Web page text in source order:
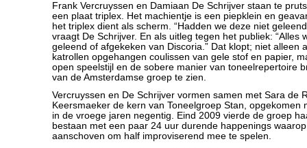
Frank Vercruyssen en Damiaan De Schrijver staan te
een plaat triplex. Het machientje is een piepklein en
het triplex dient als scherm. “Hadden we deze niet
vraagt De Schrijver. En als uitleg tegen het publiek: “Alles
geleend of afgekeken van Discoria.” Dat klopt; niet alleen
katrollen opgehangen coulissen van gele stof en papier,
open speelstijl en de sobere manier van toneelrepertoire
van de Amsterdamse groep te zien.
Vercruyssen en De Schrijver vormen samen met Sara de
Keersmaeker de kern van Toneelgroep Stan, opgekomen
in de vroege jaren negentig. Eind 2009 vierde de groep
bestaan met een paar 24 uur durende happenings
aanschoven om half improviserend mee te spelen.